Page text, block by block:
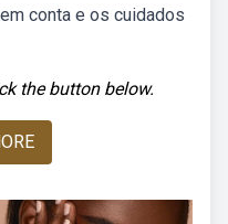
conta e os cuidados
the button below.